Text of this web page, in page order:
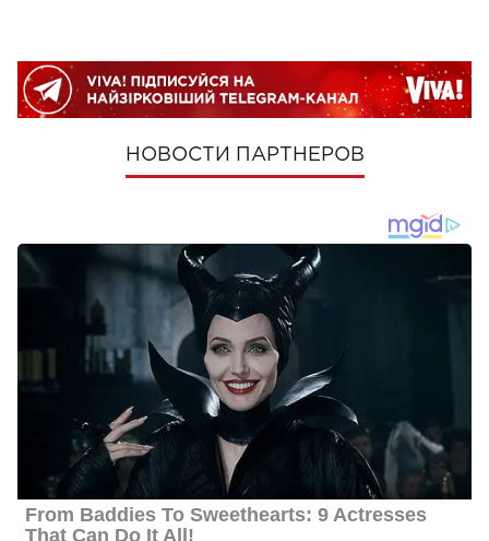
НОВОСТИ ПАРТНЕРОВ